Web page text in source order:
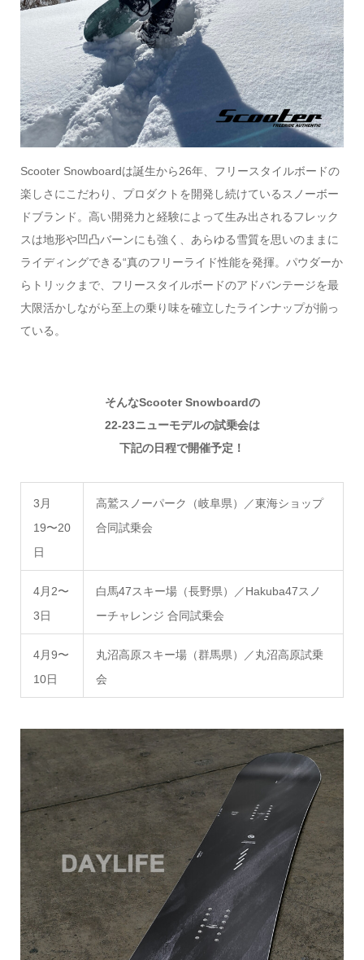
Scooter Snowboardは誕生から26年、フリースタイルボードの
楽しさにこだわり、プロダクトを開発し続けているスノーボー
ドブランド。高い開発力と経験によって生み出されるフレック
スは地形や凹凸バーンにも強く、あらゆる雪質を思いのままに
ライディングできる“真のフリーライド性能を発揮。パウダーか
らトリックまで、フリースタイルボードのアドバンテージを最
大限活かしながら至上の乗り味を確立したラインナップが揃っ
ている。
そんなScooter Snowboardの
22-23ニューモデルの試乗会は
下記の日程で開催予定！
3月
19〜20
日
高鷲スノーパーク（岐阜県）／東海ショップ
合同試乗会
4月2〜
3日
白馬47スキー場（長野県）／Hakuba47スノ
ーチャレンジ 合同試乗会
4月9〜
10日
丸沼高原スキー場（群馬県）／丸沼高原試乗
会